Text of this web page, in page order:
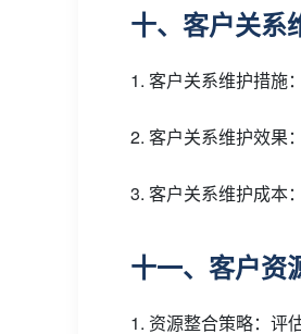
十、客户关系
1. 客户关系维护措施
2. 客户关系维护效果
3. 客户关系维护成本
十一、客户资
1. 资源整合策略：评